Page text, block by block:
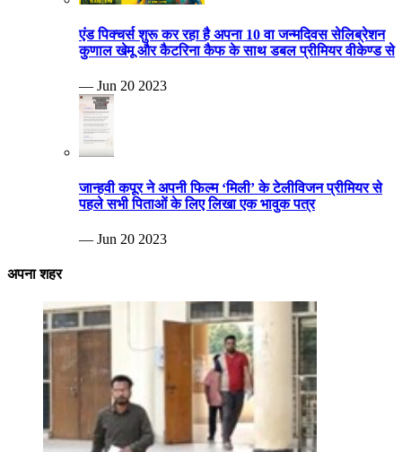
एंड पिक्चर्स शुरू कर रहा है अपना 10 वा जन्मदिवस सेलिब्रेशन
कुणाल खेमू और कैटरिना कैफ के साथ डबल प्रीमियर वीकेण्ड से
— Jun 20 2023
जान्हवी कपूर ने अपनी फिल्म ‘मिली’ के टेलीविजन प्रीमियर से
पहले सभी पिताओं के लिए लिखा एक भावुक पत्र
— Jun 20 2023
अपना शहर